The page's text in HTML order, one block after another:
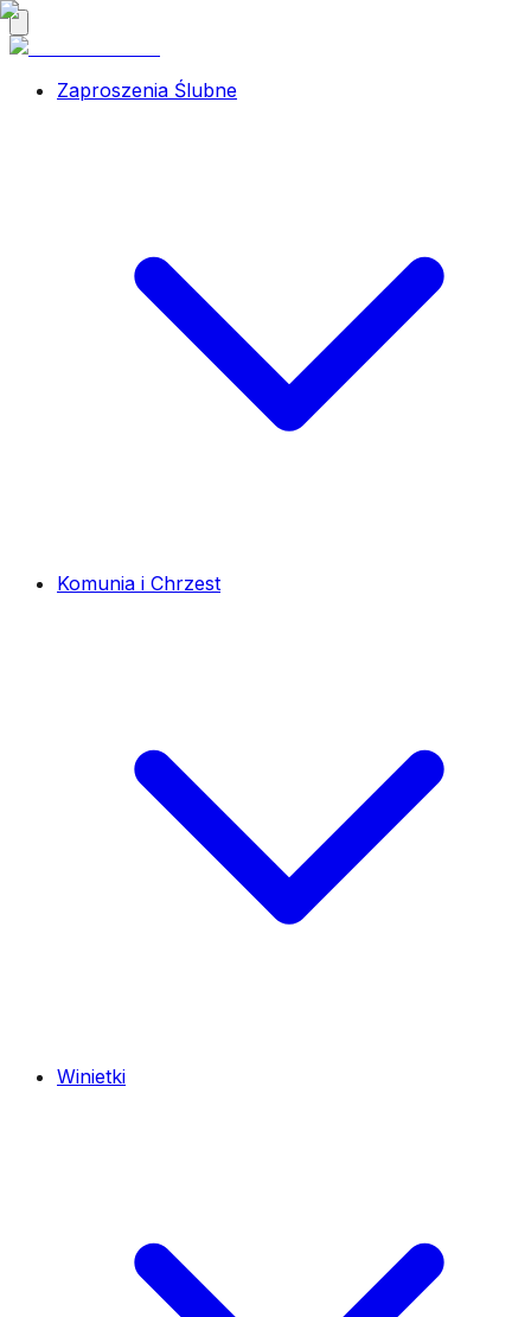
Zaproszenia Ślubne
Komunia i Chrzest
Winietki